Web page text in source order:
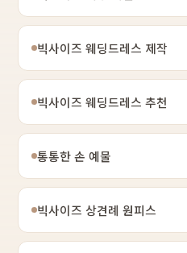
빅사이즈 웨딩드레스 제작
빅사이즈 웨딩드레스 추천
통통한 손 예물
빅사이즈 상견례 원피스